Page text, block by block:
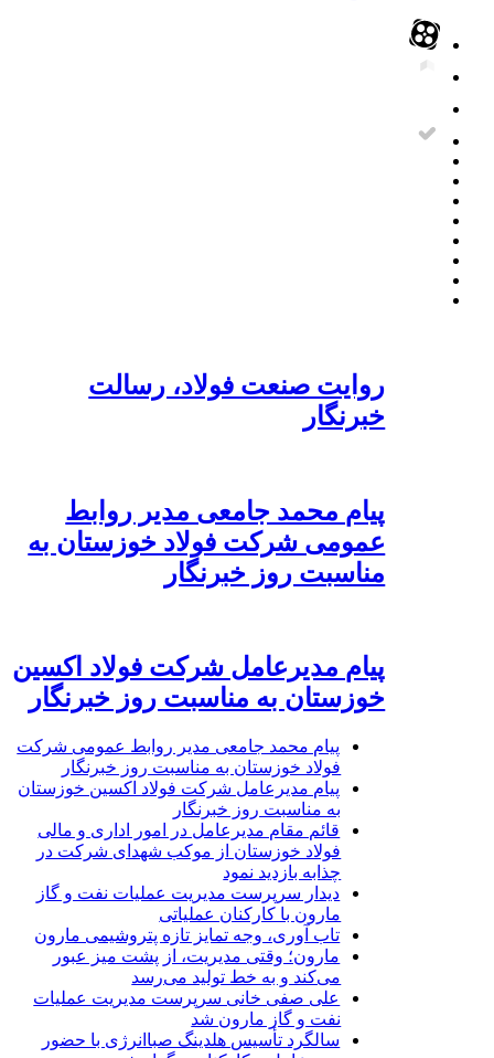
روایت صنعت فولاد،‌ رسالت
خبرنگار
پیام محمد جامعی مدیر روابط
عمومی شرکت فولاد خوزستان به
مناسبت روز خبرنگار
پیام مدیرعامل شرکت فولاد اکسین
خوزستان به مناسبت روز خبرنگار
پیام محمد جامعی مدیر روابط عمومی شرکت
فولاد خوزستان به مناسبت روز خبرنگار
پیام مدیرعامل شرکت فولاد اکسین خوزستان
به مناسبت روز خبرنگار
قائم مقام مدیرعامل در امور اداری و مالی
فولاد خوزستان از موکب شهدای شرکت در
چذابه بازدید نمود
دیدار سرپرست مدیریت عملیات نفت و گاز
مارون با کارکنان عملیاتی
تاب آوری، وجه تمایز تازه پتروشیمی مارون
مارون؛ وقتی مدیریت، از پشت میز عبور
می‌کند و به خط تولید می‌رسد
علی صفی خانی سرپرست مدیریت عملیات
نفت و گاز مارون شد
سالگرد تأسیس هلدینگ صباانرژی با حضور